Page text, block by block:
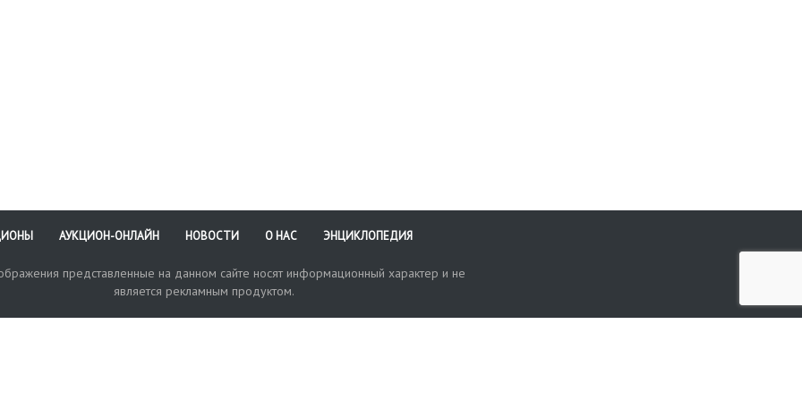
АУКЦИОН-ОНЛАЙН НОВОСТИ О НАС ЭНЦИКЛОПЕДИЯ
представленные на данном сайте носят информационный характер и не
является рекламным продуктом.